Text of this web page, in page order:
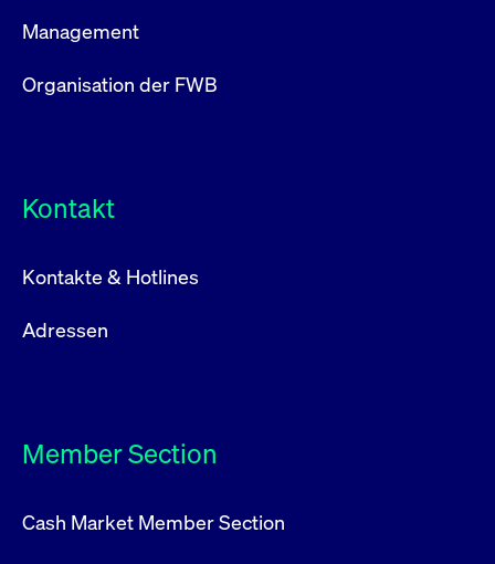
Management
Organisation der FWB
Kontakt
Kontakte & Hotlines
Adressen
Member Section
Cash Market Member Section